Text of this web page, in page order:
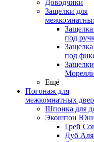
Доводчики
Защелки для
Защелка
под
Защелка
под
Защелки
Ещё
Погонаж для
межкомнатных
Шпонка для
Экошпон
Грей
Дуб